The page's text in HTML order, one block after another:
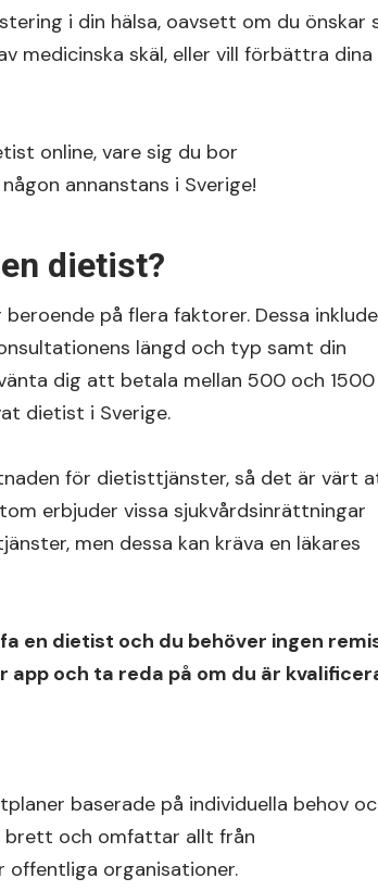
i din hälsa, oavsett om du önskar
medicinska skäl, eller vill förbättra dina
online, vare sig du bor
annanstans i Sverige!
dietist?
på flera faktorer. Dessa
längd och typ samt din
dig att betala mellan 500 och 1500
dietist i Sverige.
för dietisttjänster, så det är värt
erbjuder vissa sjukvårdsinrättningar
men dessa kan kräva en läkares
en dietist och du behöver ingen
och ta reda på om du är
baserade på individuella behov
brett och omfattar allt från
offentliga organisationer.